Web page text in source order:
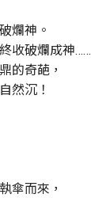
爛神。
收破爛成神……
的奇葩，
然沉！
傘而來，